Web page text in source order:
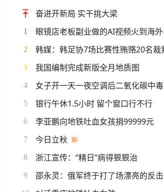
奋进开新局 实干挑大梁
1 眼镜店老板副业做的AI视频火到海外
2 韩媒：韩足协7场比赛性贿赂20名裁
3 我国编制完成新版全月地质图
4 女子开一天一夜空调后二氧化碳中毒
5 银行午休1.5小时 留个窗口行不行
6 李亚鹏向地铁吐血女孩捐99999元
7 今日立秋
8 浙江宣传：“精日”病得狠狠治
9 邵永灵：俄军终于打了场漂亮的反击